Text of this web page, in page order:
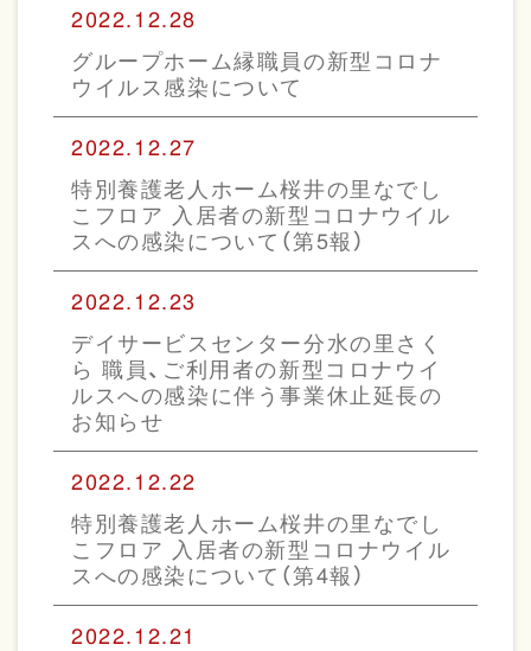
2022.12.28
グループホーム縁職員の新型コロナ
ウイルス感染について
2022.12.27
特別養護老人ホーム桜井の里なでし
こフロア 入居者の新型コロナウイル
スへの感染について（第5報）
2022.12.23
デイサービスセンター分水の里さく
ら 職員、ご利用者の新型コロナウイ
ルスへの感染に伴う事業休止延長の
お知らせ
2022.12.22
特別養護老人ホーム桜井の里なでし
こフロア 入居者の新型コロナウイル
スへの感染について（第4報）
2022.12.21